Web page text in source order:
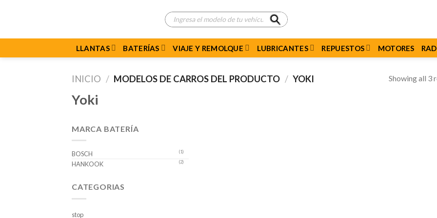
Búsqueda
de
productos
LLANTAS BATERÍAS VIAJE Y REMOLQUE LUBRICANTES REPUESTOS MOTORES
INICIO / MODELOS DE CARROS DEL PRODUCTO / YOKI Showing all 3
Yoki
MARCA BATERÍA
BOSCH (1)
HANKOOK (2)
CATEGORIAS
stop